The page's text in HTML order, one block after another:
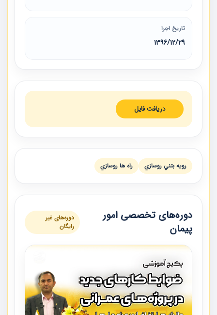
تاریخ اجرا
1396/12/29
دریافت فایل
رويه بتني روسازي راه ها روسازي
دوره‌های تخصصی امور
پیمان
دوره‌های غیر
رایگان